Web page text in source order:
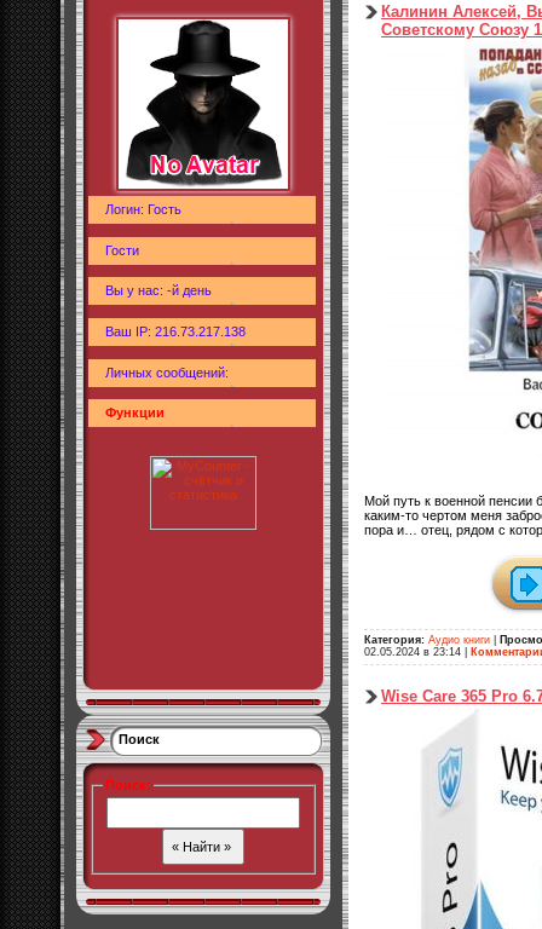
Логин: Гость
Гости
Вы у нас: -й день
Ваш IP: 216.73.217.138
Личных сообщений:
Функции
Поиск
Поиск:
Калинин Алексей,
Советскому Союзу
Мой путь к военной пенсии
каким-то чертом меня
пора и… отец, рядом с
Категория: Аудио книги
02.05.2024 в 23:14
Wise Care 365 Pro